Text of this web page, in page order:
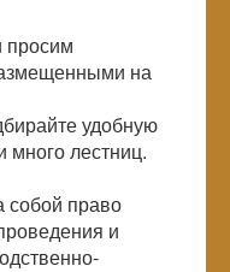
просим
на
удобную
много лестниц.
собой право
и